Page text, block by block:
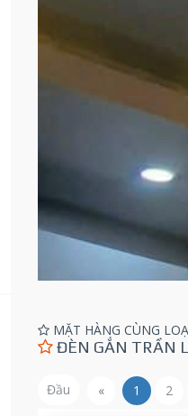
MẶT HÀNG CÙNG
ĐÈN GẮN TRẦN
Đầu « 1 2